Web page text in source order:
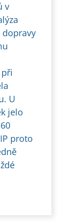
v
dopravy
U
jelo
proto